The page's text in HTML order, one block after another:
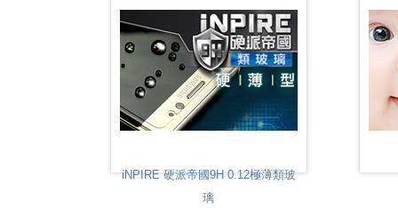
iNPIRE 硬派帝國9H 0.12極薄類玻
璃